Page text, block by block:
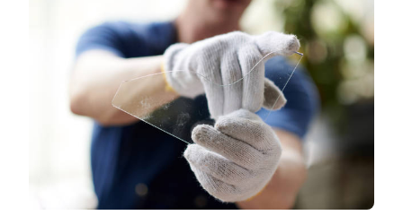
POUR
DU
ANTI-
À